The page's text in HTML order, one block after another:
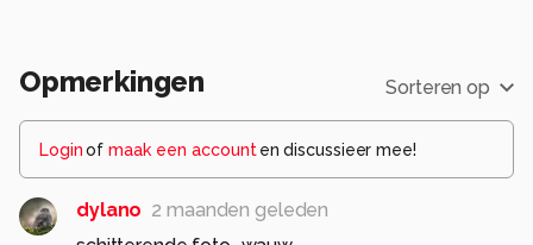
Opmerkingen Sorteren op
Loginof maak een account en discussieer mee!
dylano 2 maanden geleden